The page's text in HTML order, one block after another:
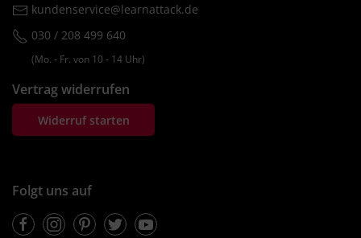
kundenservice@learnattack.de
030 / 208 499 640
(Mo. ‐ Fr. von 10 ‐ 14 Uhr)
Vertrag widerrufen
Widerruf starten
Folgt uns auf
FacebookInstagramPinterestTwitterYoutube